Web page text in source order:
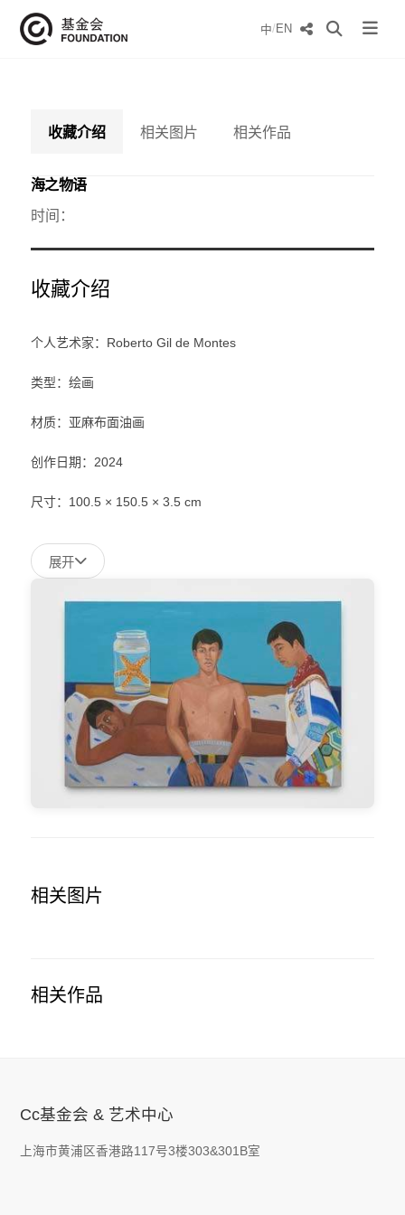
中/EN
收藏介绍 相关图片 相关作品
海之物语
时间：
收藏介绍
个人艺术家：Roberto Gil de Montes
类型：绘画
材质：亚麻布面油画
创作日期：2024
尺寸：100.5 × 150.5 × 3.5 cm
展开
相关图片
相关作品
Cc基金会 & 艺术中心
上海市黄浦区香港路117号3楼303&301B室